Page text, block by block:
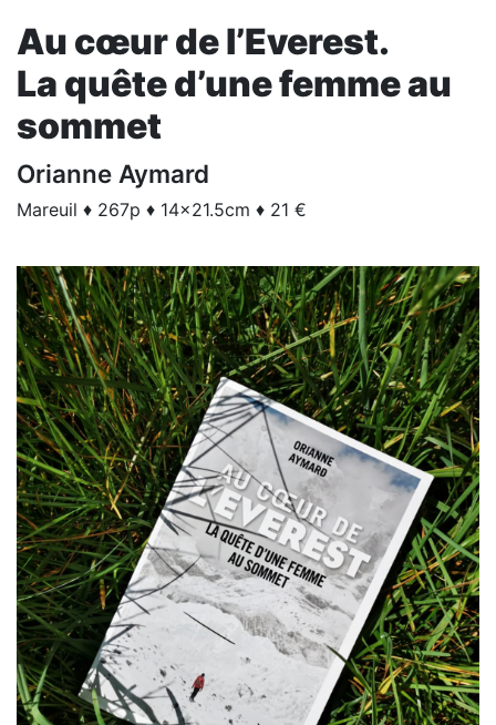
Au cœur de l’Everest.
La quête d’une femme au
sommet
Orianne Aymard
Mareuil ♦ 267p ♦ 14x21.5cm ♦ 21 €